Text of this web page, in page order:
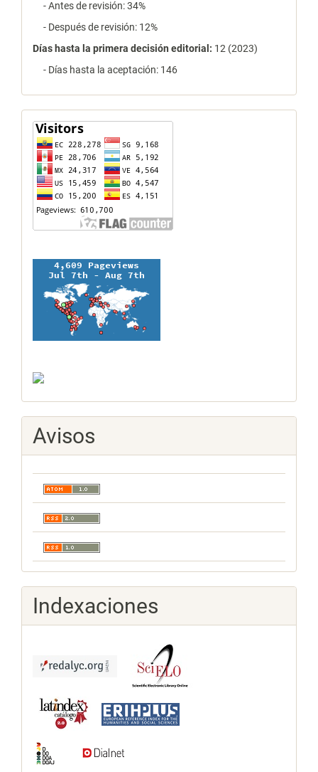
- Antes de revisión: 34%
- Después de revisión: 12%
Días hasta la primera decisión editorial: 12 (2023)
- Días hasta la aceptación: 146
contador
Avisos
Indexaciones